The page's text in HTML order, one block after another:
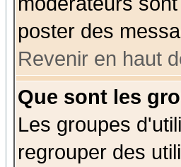
poster des
Revenir en haut
Que sont les
Les groupes
regrouper des